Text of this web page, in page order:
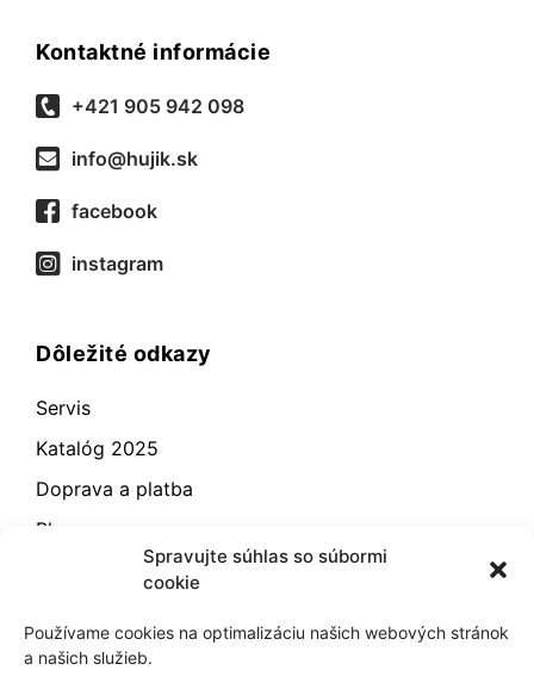
Spravujte súhlas so súbormi
cookie
Používame cookies na optimalizáciu našich webových stránok
a našich služieb.
Kontaktné informácie
+421 905 942 098
info@hujik.sk
facebook
instagram
Dôležité odkazy
Servis
Katalóg 2025
Doprava a platba
Blog
Odstúpenie od zmluvy